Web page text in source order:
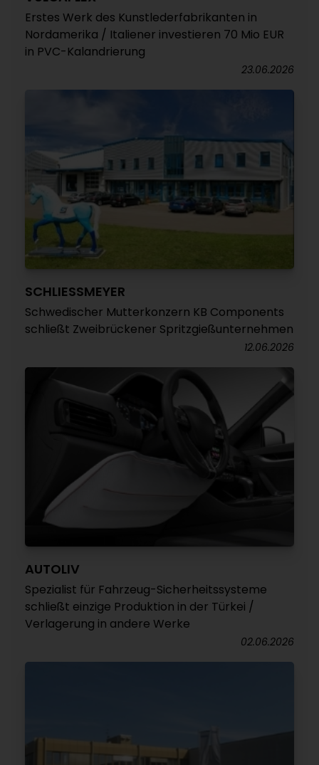
Erstes Werk des Kunstlederfabrikanten in
Nordamerika / Italiener investieren 70 Mio EUR
in PVC-Kalandrierung
23.06.2026
SCHLIESSMEYER
Schwedischer Mutterkonzern KB Components
schließt Zweibrückener Spritzgießunternehmen
12.06.2026
AUTOLIV
Spezialist für Fahrzeug-Sicherheitssysteme
schließt einzige Produktion in der Türkei /
Verlagerung in andere Werke
02.06.2026